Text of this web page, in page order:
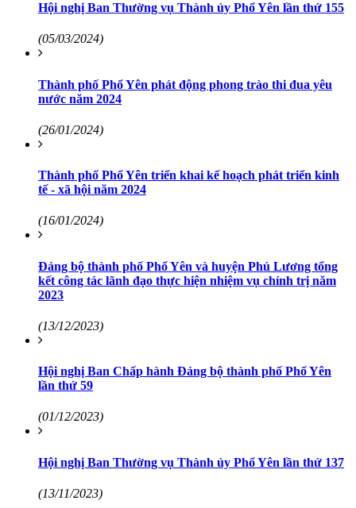
Hội nghị Ban Thường vụ Thành ủy Phổ Yên lần thứ 155
(05/03/2024)
Thành phố Phổ Yên phát động phong trào thi đua yêu
nước năm 2024
(26/01/2024)
Thành phố Phổ Yên triển khai kế hoạch phát triển kinh
tế - xã hội năm 2024
(16/01/2024)
Đảng bộ thành phố Phổ Yên và huyện Phú Lương tổng
kết công tác lãnh đạo thực hiện nhiệm vụ chính trị năm
2023
(13/12/2023)
Hội nghị Ban Chấp hành Đảng bộ thành phố Phổ Yên
lần thứ 59
(01/12/2023)
Hội nghị Ban Thường vụ Thành ủy Phổ Yên lần thứ 137
(13/11/2023)